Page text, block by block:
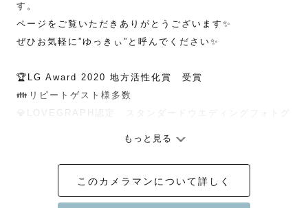
す。
ページをご覧いただきありがとうございます✨
ぜひお気軽に”ゆっきぃ”と呼んでください✨
🏆LG Award 2020 地方活性化賞　受賞
👪リピートゲスト様多数
💎LOVEGRAPH認定　スタンダードウエディングフォトグ
📸ゲストレビュー平均⭐️⭐️⭐️⭐️⭐️５
📸平均納品枚数　１００枚以上
もっと見る
このカメラマンについて詳しく